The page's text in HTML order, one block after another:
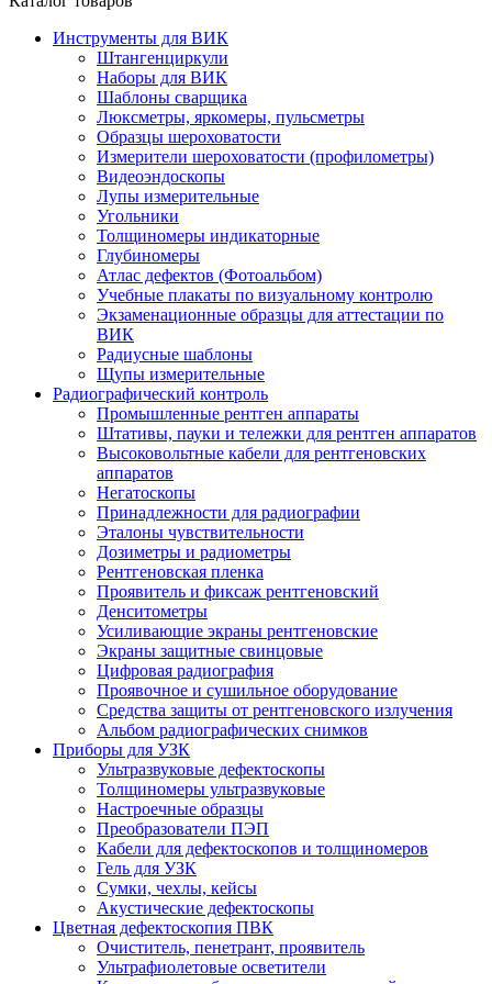
Инструменты для ВИК
Штангенциркули
Наборы для ВИК
Шаблоны сварщика
Люксметры, яркомеры, пульсметры
Образцы шероховатости
Измерители шероховатости (профилометры)
Видеоэндоскопы
Лупы измерительные
Угольники
Толщиномеры индикаторные
Глубиномеры
Атлас дефектов (Фотоальбом)
Учебные плакаты по визуальному контролю
Экзаменационные образцы для аттестации по
ВИК
Радиусные шаблоны
Щупы измерительные
Радиографический контроль
Промышленные рентген аппараты
Штативы, пауки и тележки для рентген аппаратов
Высоковольтные кабели для рентгеновских
аппаратов
Негатоскопы
Принадлежности для радиографии
Эталоны чувствительности
Дозиметры и радиометры
Рентгеновская пленка
Проявитель и фиксаж рентгеновский
Денситометры
Усиливающие экраны рентгеновские
Экраны защитные свинцовые
Цифровая радиография
Проявочное и сушильное оборудование
Средства защиты от рентгеновского излучения
Альбом радиографических снимков
Приборы для УЗК
Ультразвуковые дефектоскопы
Толщиномеры ультразвуковые
Настроечные образцы
Преобразователи ПЭП
Кабели для дефектоскопов и толщиномеров
Гель для УЗК
Сумки, чехлы, кейсы
Акустические дефектоскопы
Цветная дефектоскопия ПВК
Очиститель, пенетрант, проявитель
Ультрафиолетовые осветители